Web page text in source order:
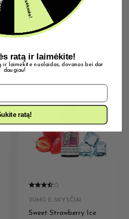
Parduota: Turime:
ir šios prekės
20MG E-SKYSČIAI
Sweet Strawberry Ice
ratą ir laimėkite!
ir laimėkite nuolaidas, dovanas bei dar
daugiau!
ratą!